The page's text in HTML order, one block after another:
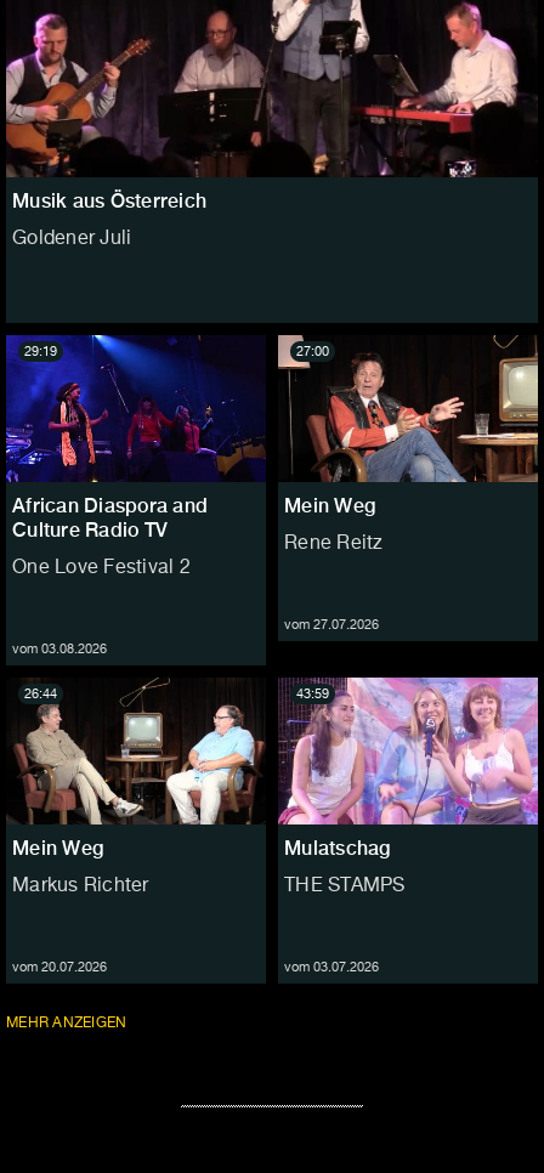
Musik aus Österreich
Goldener Juli
African Diaspora and
Culture Radio TV
One Love Festival 2
vom 03.08.2026
29:19
Mein Weg
Rene Reitz
vom 27.07.2026
27:00
Mein Weg
Markus Richter
vom 20.07.2026
26:44
Mulatschag
THE STAMPS
vom 03.07.2026
43:59
MEHRFOLGEN
ANZEIGEN